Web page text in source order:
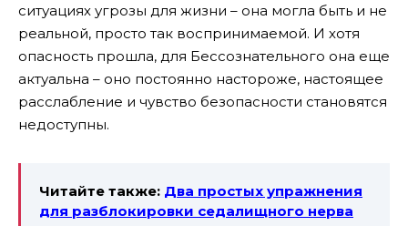
ситуациях угрозы для жизни – она могла быть и не
реальной, просто так воспринимаемой. И хотя
опасность прошла, для Бессознательного она еще
актуальна – оно постоянно настороже, настоящее
расслабление и чувство безопасности становятся
недоступны.
Читайте также: Два простых упражнения
для разблокировки седалищного нерва